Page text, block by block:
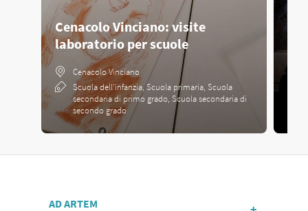
Cenacolo Vinciano: visite
laboratorio per scuole
Cenacolo Vinciano
Scuola dell'infanzia, Scuola primaria, Scuola
secondaria di primo grado, Scuola secondaria di
secondo grado
AD ARTEM